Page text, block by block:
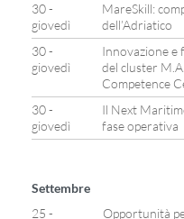
30 -
giovedì
MareSkill:
dell’Adriatico
30 -
giovedì
Innovazione e
del cluster
Competence
30 -
giovedì
Il Next
fase operativa
Settembre
25 -
Opportunità